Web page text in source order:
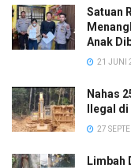
Satuan
Anak
21 JUNI
Nahas
Ilegal
27
Limbah